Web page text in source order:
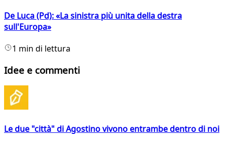
De Luca (Pd): «La sinistra più unita della destra
sull'Europa»
1 min di lettura
Idee e commenti
Le due "città" di Agostino vivono entrambe dentro di noi